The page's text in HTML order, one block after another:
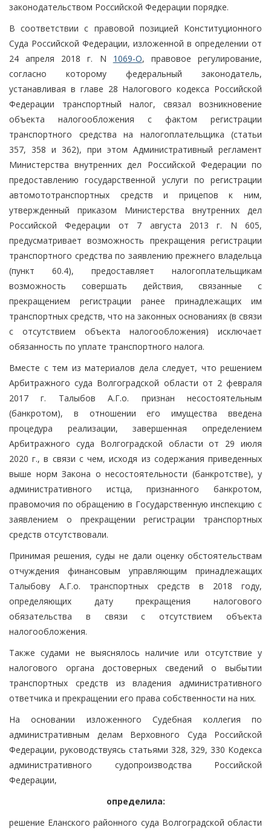
законодательством Российской Федерации порядке.
В соответствии с правовой позицией Конституционного
Суда Российской Федерации, изложенной в определении от
24 апреля 2018 г. N 1069-О, правовое регулирование,
согласно которому федеральный законодатель,
устанавливая в главе 28 Налогового кодекса Российской
Федерации транспортный налог, связал возникновение
объекта налогообложения с фактом регистрации
транспортного средства на налогоплательщика (статьи
357, 358 и 362), при этом Административный регламент
Министерства внутренних дел Российской Федерации по
предоставлению государственной услуги по регистрации
автомототранспортных средств и прицепов к ним,
утвержденный приказом Министерства внутренних дел
Российской Федерации от 7 августа 2013 г. N 605,
предусматривает возможность прекращения регистрации
транспортного средства по заявлению прежнего владельца
(пункт 60.4), предоставляет налогоплательщикам
возможность совершать действия, связанные с
прекращением регистрации ранее принадлежащих им
транспортных средств, что на законных основаниях (в связи
с отсутствием объекта налогообложения) исключает
обязанность по уплате транспортного налога.
Вместе с тем из материалов дела следует, что решением
Арбитражного суда Волгоградской области от 2 февраля
2017 г. Талыбов А.Г.о. признан несостоятельным
(банкротом), в отношении его имущества введена
процедура реализации, завершенная определением
Арбитражного суда Волгоградской области от 29 июля
2020 г., в связи с чем, исходя из содержания приведенных
выше норм Закона о несостоятельности (банкротстве), у
административного истца, признанного банкротом,
правомочия по обращению в Государственную инспекцию с
заявлением о прекращении регистрации транспортных
средств отсутствовали.
Принимая решения, суды не дали оценку обстоятельствам
отчуждения финансовым управляющим принадлежащих
Талыбову А.Г.о. транспортных средств в 2018 году,
определяющих дату прекращения налогового
обязательства в связи с отсутствием объекта
налогообложения.
Также судами не выяснялось наличие или отсутствие у
налогового органа достоверных сведений о выбытии
транспортных средств из владения административного
ответчика и прекращении его права собственности на них.
На основании изложенного Судебная коллегия по
административным делам Верховного Суда Российской
Федерации, руководствуясь статьями 328, 329, 330 Кодекса
административного судопроизводства Российской
Федерации,
определила:
решение Еланского районного суда Волгоградской области